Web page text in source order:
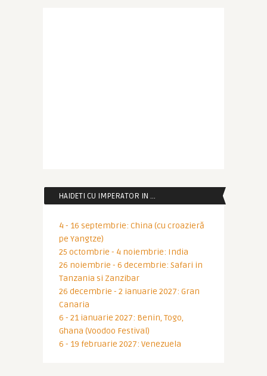
HAIDETI CU IMPERATOR IN …
4 - 16 septembrie: China (cu croazieră
pe Yangtze)
25 octombrie - 4 noiembrie: India
26 noiembrie - 6 decembrie: Safari in
Tanzania si Zanzibar
26 decembrie - 2 ianuarie 2027: Gran
Canaria
6 - 21 ianuarie 2027: Benin, Togo,
Ghana (Voodoo Festival)
6 - 19 februarie 2027: Venezuela